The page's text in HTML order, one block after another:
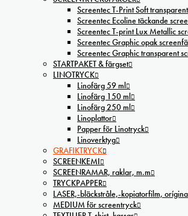
Screentec T-Print Soft
Screentec Ecoline täckande
Screentec T-print Lux Metallic
Screentec Graphic opak
Screentec Graphic transparent
STARTPAKET & färgset
LINOTRYCK
Linofärg 59 ml
Linofärg 150 ml
Linofärg 250 ml
Linoplattor
Papper för Linotryck
Linoverktyg
GRAFIKTRYCK
SCREENKEMI
SCREENRAMAR, raklar, m.m
TRYCKPAPPER
LASER,-bläckstråle,-kopiatorfilm,
MEDIUM för screentryck